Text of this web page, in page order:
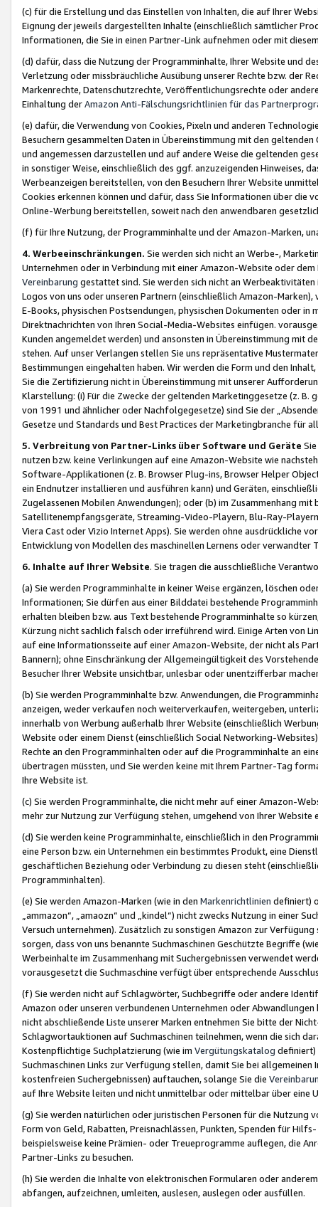
(c) für die Erstellung und das Einstellen von Inhalten, die auf Ihrer
Eignung der jeweils dargestellten Inhalte (einschließlich sämtlicher
Informationen, die Sie in einen Partner-Link aufnehmen oder mit
(d) dafür, dass die Nutzung der Programminhalte, Ihrer Website und
Verletzung oder missbräuchliche Ausübung unserer Rechte bzw. der
Markenrechte, Datenschutzrechte, Veröffentlichungsrechte oder
Einhaltung derAmazon Anti-Fälschungsrichtlinien für das
(e) dafür, die Verwendung von Cookies, Pixeln und anderen
Besuchern gesammelten Daten in Übereinstimmung mit den
und angemessen darzustellen und auf andere Weise die geltenden
in sonstiger Weise, einschließlich des ggf. anzuzeigenden Hinweises,
Werbeanzeigen bereitstellen, von den Besuchern Ihrer Website
Cookies erkennen können und dafür, dass Sie Informationen über die
Online-Werbung bereitstellen, soweit nach den anwendbaren
(f) für Ihre Nutzung, der Programminhalte und der Amazon-Marken,
4. Werbeeinschränkungen. Sie werden sich nicht an Werbe-,
Unternehmen oder in Verbindung mit einer Amazon-Website oder
Vereinbarung gestattet sind. Sie werden sich nicht an
Logos von uns oder unseren Partnern (einschließlich Amazon-
E-Books, physischen Postsendungen, physischen Dokumenten oder in
Direktnachrichten von Ihren Social-Media-Websites einfügen.
Kunden angemeldet werden) und ansonsten in Übereinstimmung mit
stehen. Auf unser Verlangen stellen Sie uns repräsentative
Bestimmungen eingehalten haben. Wir werden die Form und den
Sie die Zertifizierung nicht in Übereinstimmung mit unserer
Klarstellung: (i) Für die Zwecke der geltenden Marketinggesetze (z. B.
von 1991 und ähnlicher oder Nachfolgegesetze) sind Sie der
Gesetze und Standards und Best Practices der Marketingbranche für
5. Verbreitung von Partner-Links über Software und Geräte
nutzen bzw. keine Verlinkungen auf eine Amazon-Website wie
Software-Applikationen (z. B. Browser Plug-ins, Browser Helper
ein Endnutzer installieren und ausführen kann) und Geräten,
Zugelassenen Mobilen Anwendungen); oder (b) im Zusammenhang
Satellitenempfangsgeräte, Streaming-Video-Playern, Blu-Ray-
Viera Cast oder Vizio Internet Apps). Sie werden ohne ausdrückliche
Entwicklung von Modellen des maschinellen Lernens oder
6. Inhalte auf Ihrer Website. Sie tragen die ausschließliche
(a) Sie werden Programminhalte in keiner Weise ergänzen, löschen
Informationen; Sie dürfen aus einer Bilddatei bestehende
erhalten bleiben bzw. aus Text bestehende Programminhalte so
Kürzung nicht sachlich falsch oder irreführend wird. Einige Arten von
auf eine Informationsseite auf einer Amazon-Website, der nicht als
Bannern); ohne Einschränkung der Allgemeingültigkeit des
Besucher Ihrer Website unsichtbar, unlesbar oder unentzifferbar
(b) Sie werden Programminhalte bzw. Anwendungen, die
anzeigen, weder verkaufen noch weiterverkaufen, weitergeben,
innerhalb von Werbung außerhalb Ihrer Website (einschließlich
Website oder einem Dienst (einschließlich Social Networking-
Rechte an den Programminhalten oder auf die Programminhalte an
übertragen müssten, und Sie werden keine mit Ihrem Partner-Tag
Ihre Website ist.
(c) Sie werden Programminhalte, die nicht mehr auf einer Amazon-
mehr zur Nutzung zur Verfügung stehen, umgehend von Ihrer
(d) Sie werden keine Programminhalte, einschließlich in den
eine Person bzw. ein Unternehmen ein bestimmtes Produkt, eine
geschäftlichen Beziehung oder Verbindung zu diesen steht
Programminhalten).
(e) Sie werden Amazon-Marken (wie in den Markenrichtlinien definiert)
„ammazon“, „amaozn“ und „kindel“) nicht zwecks Nutzung in einer
Versuch unternehmen). Zusätzlich zu sonstigen Amazon zur
sorgen, dass von uns benannte Suchmaschinen Geschützte Begriffe
Werbeinhalte im Zusammenhang mit Suchergebnissen verwendet
vorausgesetzt die Suchmaschine verfügt über entsprechende
(f) Sie werden nicht auf Schlagwörter, Suchbegriffe oder andere
Amazon oder unseren verbundenen Unternehmen oder
nicht abschließende Liste unserer Marken entnehmen Sie bitte der
Schlagwortauktionen auf Suchmaschinen teilnehmen, wenn die sich
Kostenpflichtige Suchplatzierung (wie im Vergütungskatalog definiert)
Suchmaschinen Links zur Verfügung stellen, damit Sie bei
kostenfreien Suchergebnissen) auftauchen, solange Sie die
auf Ihre Website leiten und nicht unmittelbar oder mittelbar über eine
(g) Sie werden natürlichen oder juristischen Personen für die Nutzung
Form von Geld, Rabatten, Preisnachlässen, Punkten, Spenden für
beispielsweise keine Prämien- oder Treueprogramme auflegen, die
Partner-Links zu besuchen.
(h) Sie werden die Inhalte von elektronischen Formularen oder
abfangen, aufzeichnen, umleiten, auslesen, auslegen oder ausfüllen.